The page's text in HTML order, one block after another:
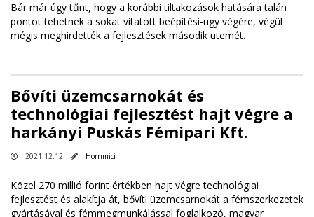
Bár már úgy tűnt, hogy a korábbi tiltakozások hatására talán
pontot tehetnek a sokat vitatott beépítési-ügy végére, végül
mégis meghirdették a fejlesztések második ütemét.
Bővíti üzemcsarnokát és
technológiai fejlesztést hajt végre a
harkányi Puskás Fémipari Kft.
2021.12.12 Hornmici
Közel 270 millió forint értékben hajt végre technológiai
fejlesztést és alakítja át, bővíti üzemcsarnokát a fémszerkezetek
gyártásával és fémmegmunkálással foglalkozó, magyar